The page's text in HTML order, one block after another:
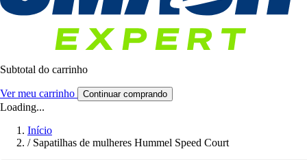
Subtotal do carrinho
Ver meu carrinho Continuar comprando
Loading...
Início
/ Sapatilhas de mulheres Hummel Speed Court